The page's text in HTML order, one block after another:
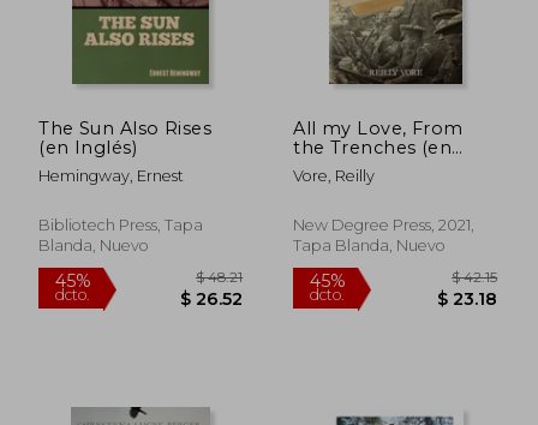
dcto. $ 49.01 dcto.
The Sun Also Rises
(en Inglés)
Hemingway, Ernest
Bibliotech Press, Tapa
Blanda, Nuevo
All my Love, From
the Trenches (en
Inglés)
Vore, Reilly
New Degree Press, 2021,
Tapa Blanda, Nuevo